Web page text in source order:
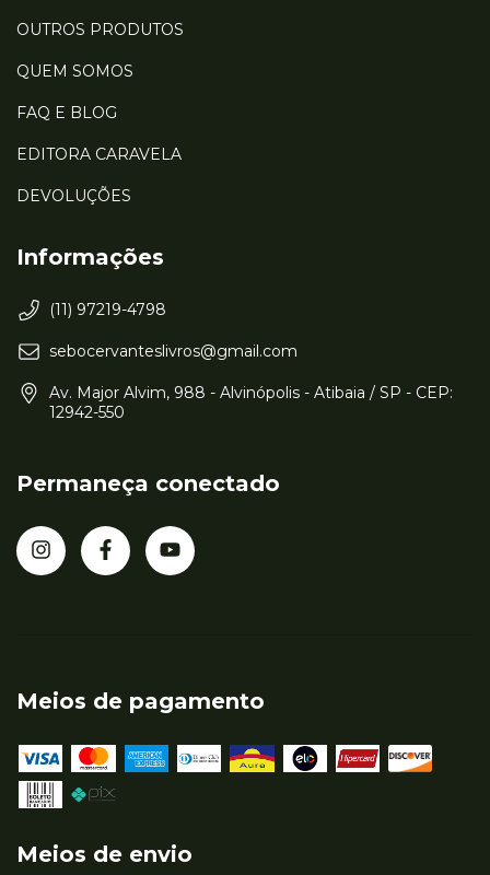
OUTROS PRODUTOS
QUEM SOMOS
FAQ E BLOG
EDITORA CARAVELA
DEVOLUÇÕES
Informações
(11) 97219-4798
sebocervanteslivros@gmail.com
Av. Major Alvim, 988 - Alvinópolis - Atibaia / SP - CEP:
12942-550
Permaneça conectado
Meios de pagamento
Meios de envio